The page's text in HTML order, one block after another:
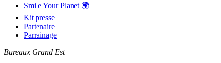
Smile Your Planet 🌍
Kit presse
Partenaire
Parrainage
Bureaux Grand Est